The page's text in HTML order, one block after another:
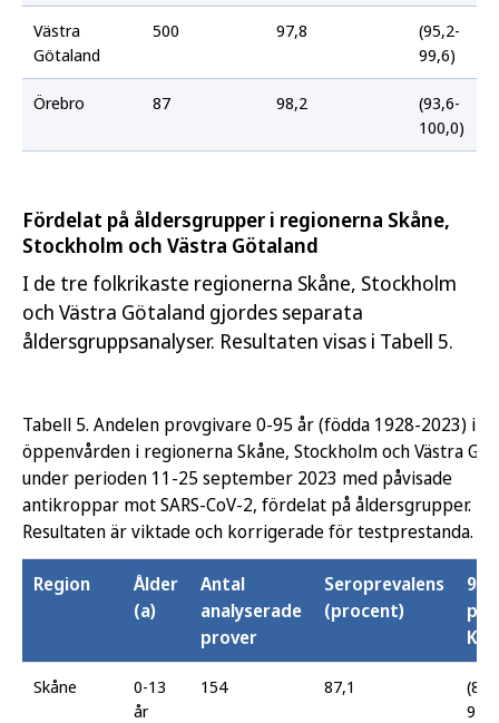
Västra
Götaland
500 97,8
(95,2-
99,6)
Örebro 87 98,2
(93,6-
100,0)
Fördelat på åldersgrupper i regionerna Skåne,
Stockholm och Västra Götaland
I de tre folkrikaste regionerna Skåne, Stockholm
och Västra Götaland gjordes separata
åldersgruppsanalyser. Resultaten visas i Tabell 5.
Tabell 5. Andelen provgivare 0-95 år (födda 1928-2023) i
öppenvården i regionerna Skåne, Stockholm och Västra
under perioden 11-25 september 2023 med påvisade
antikroppar mot SARS-CoV-2, fördelat på åldersgrupper.
Resultaten är viktade och korrigerade för testprestanda.
Region
Ålder
(a)
Antal
analyserade
prover
Seroprevalens
(procent)
95
KI
Skåne
0-13
år
154 87,1